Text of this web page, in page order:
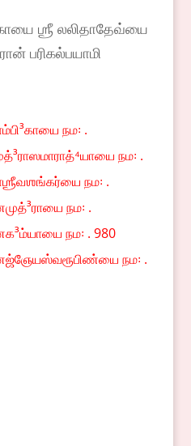
ஶ்ரீ லலிதாதேவ்யை
பரிகல்பயாமி
நம꞉ .
நம꞉ .
நம꞉ .
நம꞉ .
நம꞉ . 980
நம꞉ .